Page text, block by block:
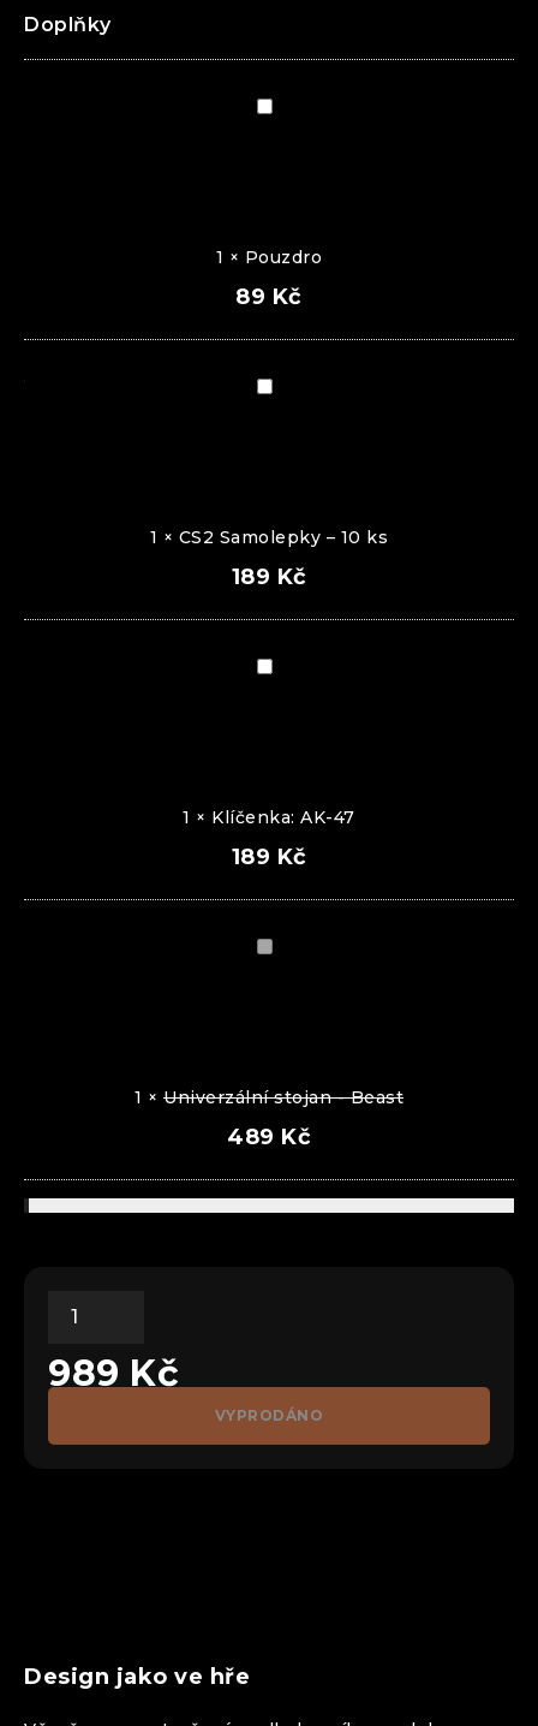
Doplňky
1 × Pouzdro
89 Kč
CS2
1 × CS2 Samolepky – 10 ks
189 Kč
1 × Klíčenka: AK-47
189 Kč
1 × Univerzální stojan - Beast
489 Kč
VYPRODÁNO
989 Kč
Design jako ve hře